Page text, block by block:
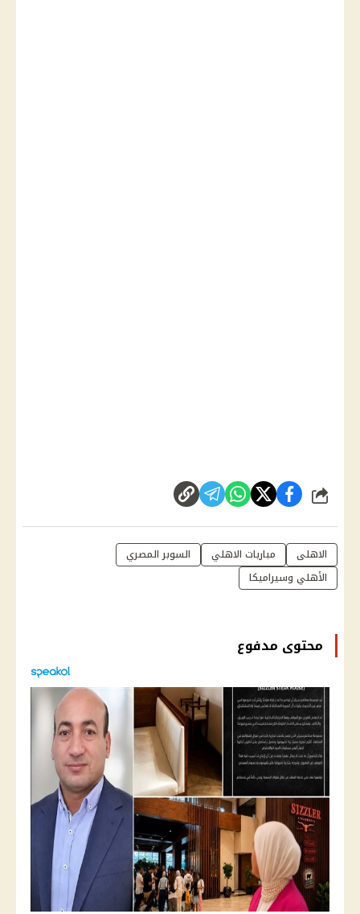
شارك
الاهلى مباريات الاهلي
السوبر المصري
الأهلي وسيراميكا
محتوى مدفوع